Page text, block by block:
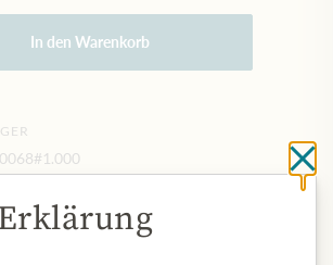
In den Warenkorb
BESCHREIBUNG